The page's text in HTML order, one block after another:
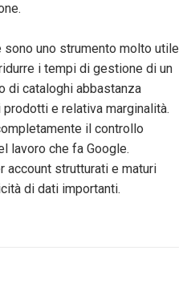
sono uno strumento molto utile
i tempi di gestione di un
di cataloghi abbastanza
e relativa marginalità.
il controllo
lavoro che fa Google.
account strutturati e maturi
di dati importanti.